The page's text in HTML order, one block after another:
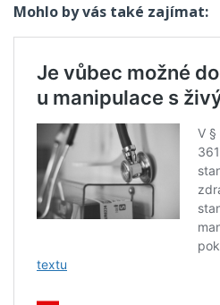
Mohlo by vás také zajímat: